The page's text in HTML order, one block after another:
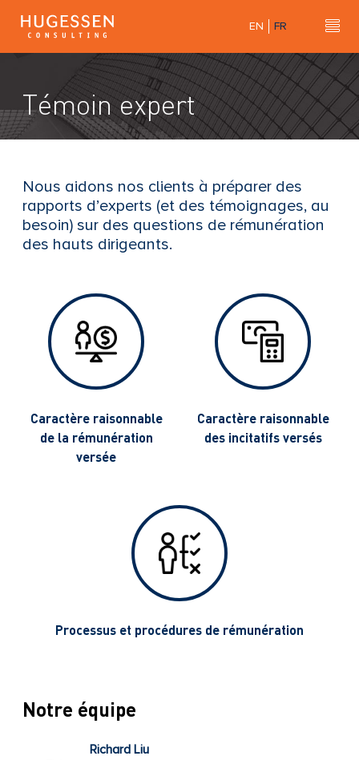
s
s
n
C
o
n
EN FR
Témoin expert
Notre équipe
Richard Liu
Nous aidons nos clients à préparer des
rapports d’experts (et des témoignages, au
besoin) sur des questions de rémunération
des hauts dirigeants.
Caractère raisonnable
de la rémunération
versée
Caractère raisonnable
des incitatifs versés
Processus et procédures de rémunération